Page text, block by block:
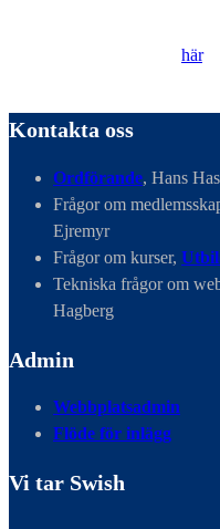
här.
Kontakta oss
Ordförande, Hans
Frågor om
Ejremyr
Frågor om kurser,
Tekniska frågor om
Hagberg
Admin
Webbplatsadmin
Flöde för inlägg
Vi tar Swish